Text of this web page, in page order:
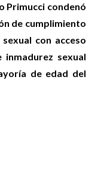
Primucci condenó
de cumplimiento
con acceso
sexual
de edad del